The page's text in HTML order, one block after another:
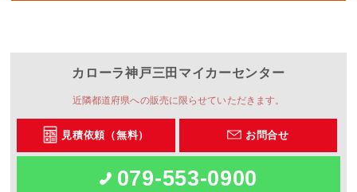
カローラ神戸三田マイカーセンター
近隣都道府県への販売に限らせていただきます。
見積依頼（無料） お問合せ
079-553-0900